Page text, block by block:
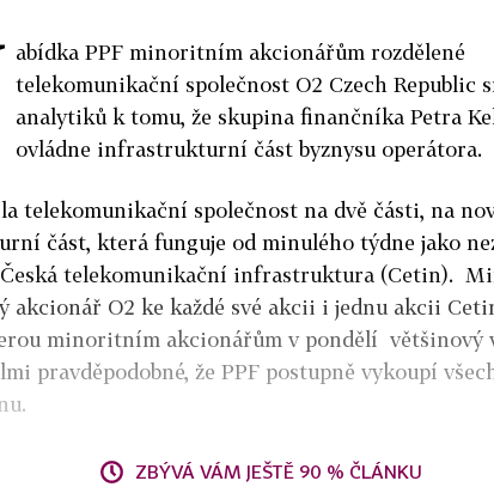
abídka PPF minoritním akcionářům rozdělené
telekomunikační společnost O2 Czech Republic
analytiků k tomu, že skupina finančníka Petra
ovládne infrastrukturní část byznysu operátora.
telekomunikační společnost na dvě části, na
část, která funguje od minulého týdne jako
telekomunikační infrastruktura (Cetin).
akcionář O2 ke každé své akcii i jednu akcii
minoritním akcionářům v pondělí většinový
pravděpodobné, že PPF postupně vykoupí
ZBÝVÁ VÁM JEŠTĚ 90 % ČLÁNKU